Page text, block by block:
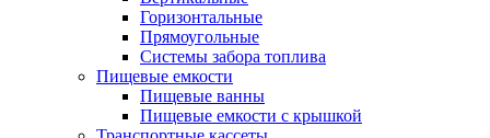
Горизонтальные
Прямоугольные
Системы забора топлива
Пищевые емкости
Пищевые ванны
Пищевые емкости с крышкой